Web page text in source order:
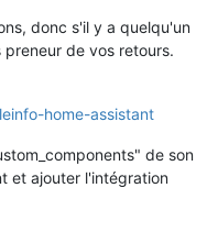
donc s'il y a quelqu'un
de vos retours.
home-assistant
de son
et ajouter l'intégration